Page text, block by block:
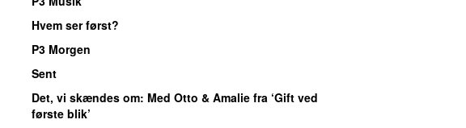
Hvem ser først?
P3 Morgen
Sent
Det, vi skændes om: Med Otto & Amalie fra ‘Gift ved
første blik’